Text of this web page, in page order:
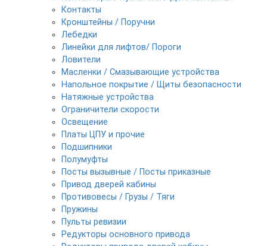
Контакты
Кронштейны / Поручни
Лебедки
Линейки для лифтов/ Пороги
Ловители
Масленки / Смазывающие устройства
Напольное покрытие / Щиты безопасности
Натяжные устройства
Ограничители скорости
Освещение
Платы ЦПУ и прочие
Подшипники
Полумуфты
Посты вызывные / Посты приказные
Привод дверей кабины
Противовесы / Грузы / Тяги
Пружины
Пульты ревизии
Редукторы основного привода